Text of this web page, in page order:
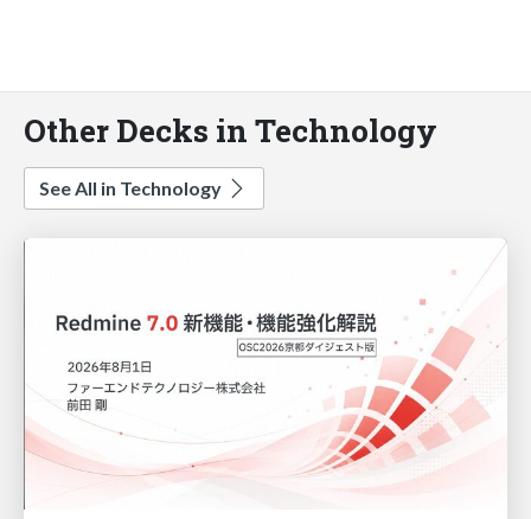
Other Decks in Technology
See All in Technology